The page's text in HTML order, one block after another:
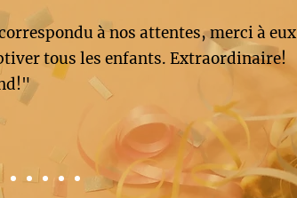
à nos attentes, merci à eux
tous les enfants. Extraordinaire!